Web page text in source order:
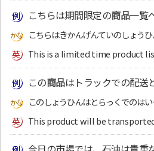
こちらは期間限定の商品一覧
こちらはきかんげんていのしょうひ
This is a limited time product
この商品はトラックでの配送
このしょうひんはとらっくでのはい
This product will be